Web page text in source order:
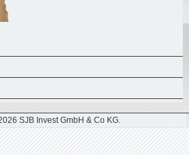
SJB Invest GmbH & Co KG.